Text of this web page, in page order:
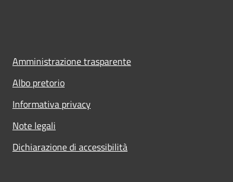
Amministrazione trasparente
Albo pretorio
Informativa privacy
Note legali
Dichiarazione di accessibilità